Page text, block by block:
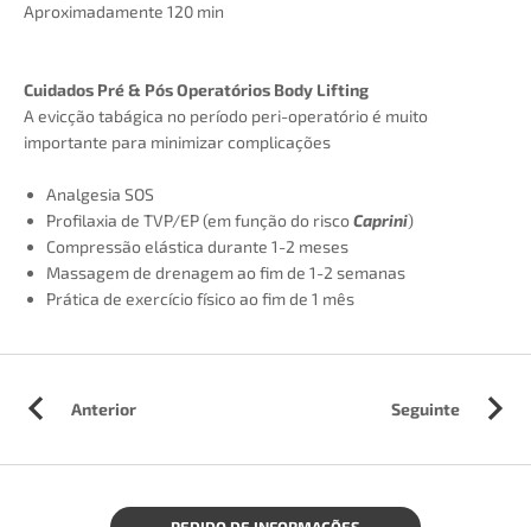
Aproximadamente 120 min
Cuidados Pré & Pós Operatórios Body Lifting
A evicção tabágica no período peri-operatório é muito
importante para minimizar complicações
Analgesia SOS
Profilaxia de TVP/EP (em função do riscoCaprini)
Compressão elástica durante 1-2 meses
Massagem de drenagem ao fim de 1-2 semanas
Prática de exercício físico ao fim de 1 mês
Anterior Seguinte